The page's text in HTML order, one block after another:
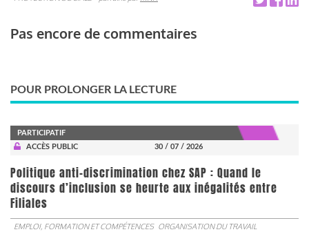
Pas encore de commentaires
POUR PROLONGER LA LECTURE
PARTICIPATIF
ACCÈS PUBLIC
30 / 07 / 2026
Politique anti-discrimination chez SAP : Quand le
discours d’inclusion se heurte aux inégalités entre
Filiales
EMPLOI, FORMATION ET COMPÉTENCES ORGANISATION DU TRAVAIL